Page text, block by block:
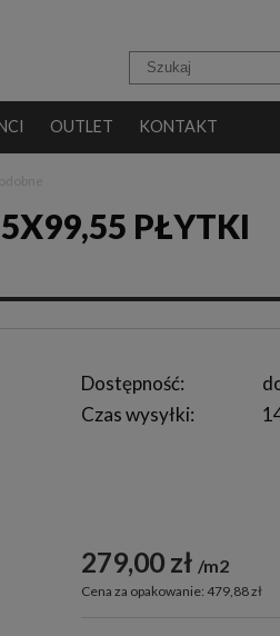
OUTLET KONTAKT
PŁYTKI
Dostępność:
Czas wysyłki:
279,00 zł m2
Cena za opakowanie: 479,88 zł